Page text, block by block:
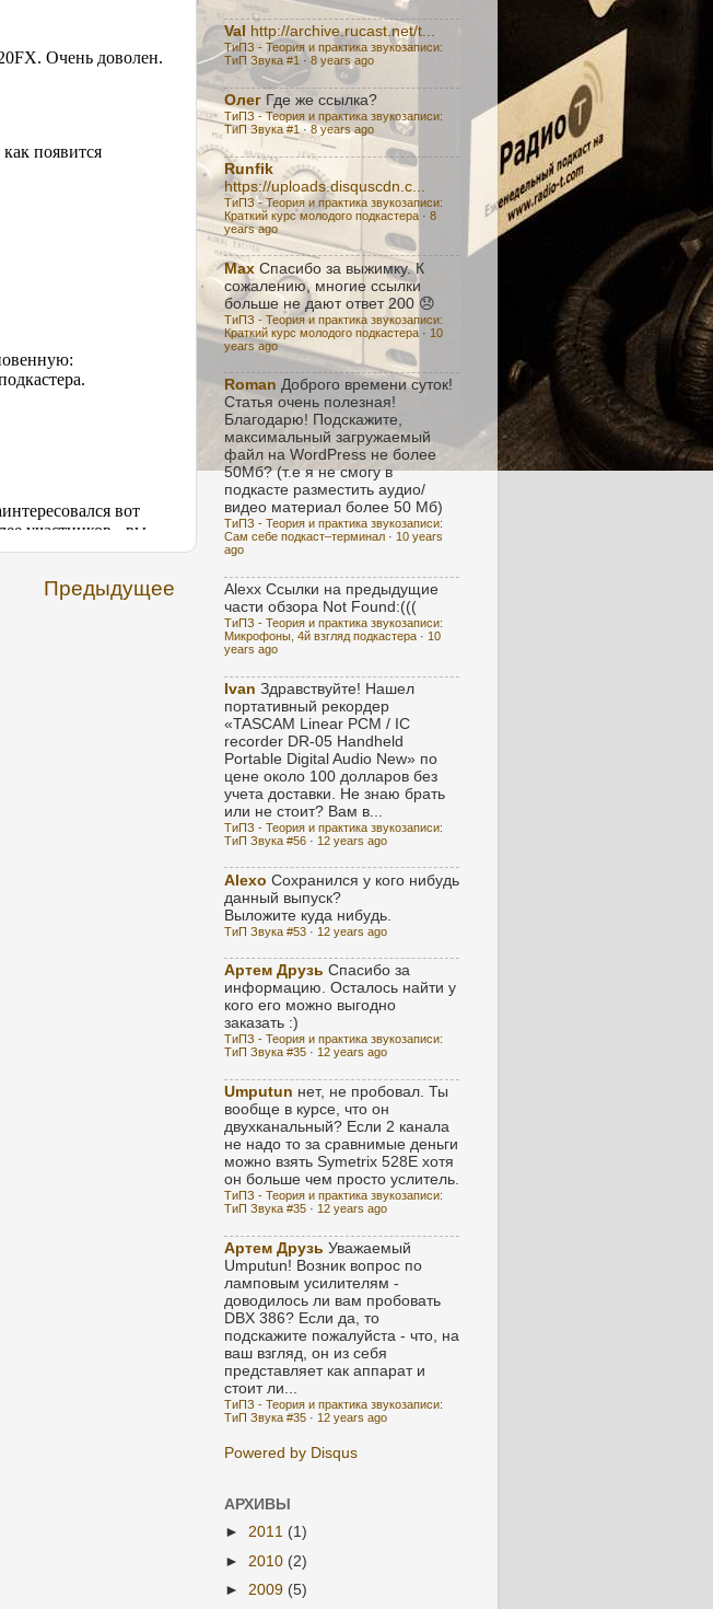
Предыдущее
Val http://archive.rucast.net/t...
ТиПЗ - Теория и практика звукозаписи:
TиП Звука #1 · 8 years ago
Олег Где же ссылка?
ТиПЗ - Теория и практика звукозаписи:
TиП Звука #1 · 8 years ago
Runfik
https://uploads.disquscdn.c...
ТиПЗ - Теория и практика звукозаписи:
Краткий курс молодого подкастера · 8
years ago
Max Спасибо за выжимку. К
сожалению, многие ссылки
больше не дают ответ 200 😞
ТиПЗ - Теория и практика звукозаписи:
Краткий курс молодого подкастера · 10
years ago
Roman Доброго времени суток!
Статья очень полезная!
Благодарю! Подскажите,
максимальный загружаемый
файл на WordPress не более
50Мб? (т.е я не смогу в
подкасте разместить аудио/
видео материал более 50 Мб)
ТиПЗ - Теория и практика звукозаписи:
Сам себе подкаст–терминал · 10 years
ago
Alexx Ссылки на предыдущие
части обзора Not Found:(((
ТиПЗ - Теория и практика звукозаписи:
Микрофоны, 4й взгляд подкастера · 10
years ago
Ivan Здравствуйте! Нашел
портативный рекордер
«TASCAM Linear PCM / IC
recorder DR-05 Handheld
Portable Digital Audio New» по
цене около 100 долларов без
учета доставки. Не знаю брать
или не стоит? Вам в...
ТиПЗ - Теория и практика звукозаписи:
ТиП Звука #56 · 12 years ago
Alexo Сохранился у кого нибудь
данный выпуск?
Выложите куда нибудь.
ТиП Звука #53 · 12 years ago
Артем Друзь Спасибо за
информацию. Осталось найти у
кого его можно выгодно
заказать :)
ТиПЗ - Теория и практика звукозаписи:
ТиП Звука #35 · 12 years ago
Umputun нет, не пробовал. Ты
вообще в курсе, что он
двухканальный? Если 2 канала
не надо то за сравнимые деньги
можно взять Symetrix 528E хотя
он больше чем просто услитель.
ТиПЗ - Теория и практика звукозаписи:
ТиП Звука #35 · 12 years ago
Артем Друзь Уважаемый
Umputun! Возник вопрос по
ламповым усилителям -
доводилось ли вам пробовать
DBX 386? Если да, то
подскажите пожалуйста - что, на
ваш взгляд, он из себя
представляет как аппарат и
стоит ли...
ТиПЗ - Теория и практика звукозаписи:
ТиП Звука #35 · 12 years ago
Powered by Disqus
АРХИВЫ
► 2011 (1)
► 2010 (2)
► 2009 (5)